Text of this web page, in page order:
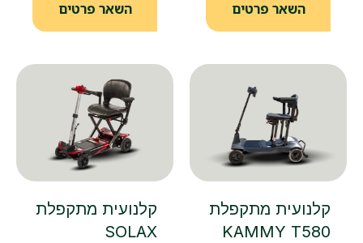
השאר פרטים השאר פרטים
קלנועית מתקפלת
KAMMY T580
קלנועית מתקפלת
SOLAX